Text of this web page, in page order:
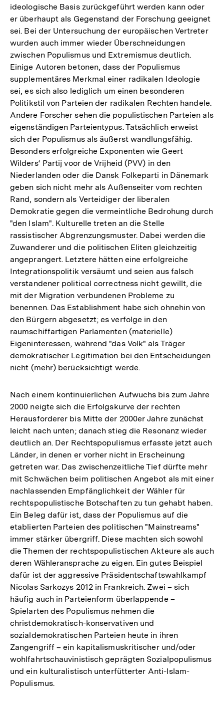
ideologische Basis zurückgeführt werden kann oder
er überhaupt als Gegenstand der Forschung geeignet
sei. Bei der Untersuchung der europäischen Vertreter
wurden auch immer wieder Überschneidungen
zwischen Populismus und Extremismus deutlich.
Einige Autoren betonen, dass der Populismus
supplementäres Merkmal einer radikalen Ideologie
sei, es sich also lediglich um einen besonderen
Politikstil von Parteien der radikalen Rechten handele.
Andere Forscher sehen die populistischen Parteien als
eigenständigen Parteientypus. Tatsächlich erweist
sich der Populismus als äußerst wandlungsfähig.
Besonders erfolgreiche Exponenten wie Geert
Wilders‘ Partij voor de Vrijheid (PVV) in den
Niederlanden oder die Dansk Folkeparti in Dänemark
geben sich nicht mehr als Außenseiter vom rechten
Rand, sondern als Verteidiger der liberalen
Demokratie gegen die vermeintliche Bedrohung durch
"den Islam". Kulturelle treten an die Stelle
rassistischer Abgrenzungsmuster. Dabei werden die
Zuwanderer und die politischen Eliten gleichzeitig
angeprangert. Letztere hätten eine erfolgreiche
Integrationspolitik versäumt und seien aus falsch
verstandener political correctness nicht gewillt, die
mit der Migration verbundenen Probleme zu
benennen. Das Establishment habe sich ohnehin von
den Bürgern abgesetzt; es verfolge in den
raumschiffartigen Parlamenten (materielle)
Eigeninteressen, während "das Volk" als Träger
demokratischer Legitimation bei den Entscheidungen
nicht (mehr) berücksichtigt werde.
Nach einem kontinuierlichen Aufwuchs bis zum Jahre
2000 neigte sich die Erfolgskurve der rechten
Herausforderer bis Mitte der 2000er Jahre zunächst
leicht nach unten; danach stieg die Resonanz wieder
deutlich an. Der Rechtspopulismus erfasste jetzt auch
Länder, in denen er vorher nicht in Erscheinung
getreten war. Das zwischenzeitliche Tief dürfte mehr
mit Schwächen beim politischen Angebot als mit einer
nachlassenden Empfänglichkeit der Wähler für
rechtspopulistische Botschaften zu tun gehabt haben.
Ein Beleg dafür ist, dass der Populismus auf die
etablierten Parteien des politischen "Mainstreams"
immer stärker übergriff. Diese machten sich sowohl
die Themen der rechtspopulistischen Akteure als auch
deren Wähleransprache zu eigen. Ein gutes Beispiel
dafür ist der aggressive Präsidentschaftswahlkampf
Nicolas Sarkozys 2012 in Frankreich. Zwei – sich
häufig auch in Parteienform überlappende –
Spielarten des Populismus nehmen die
christdemokratisch-konservativen und
sozialdemokratischen Parteien heute in ihren
Zangengriff – ein kapitalismuskritischer und/oder
wohlfahrtschauvinistisch geprägten Sozialpopulismus
und ein kulturalistisch unterfütterter Anti-Islam-
Populismus.